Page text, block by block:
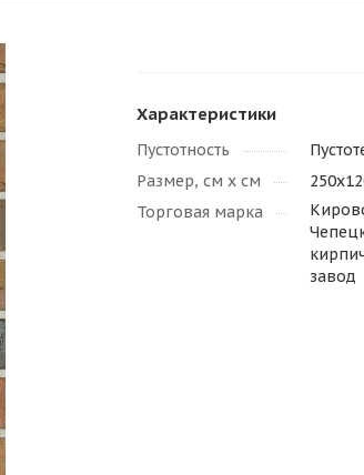
Характеристики
Пустотность
Размер, см х см
Торговая марка
завод